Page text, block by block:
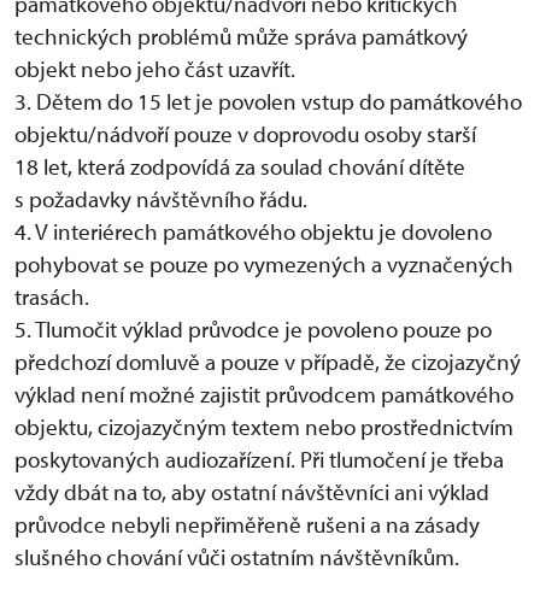
technických problémů může správa památkový
objekt nebo jeho část uzavřít.
3. Dětem do 15 let je povolen vstup do památkového
objektu/nádvoří pouze v doprovodu osoby starší
18 let, která zodpovídá za soulad chování dítěte
s požadavky návštěvního řádu.
4. V interiérech památkového objektu je dovoleno
pohybovat se pouze po vymezených a vyznačených
trasách.
5. Tlumočit výklad průvodce je povoleno pouze po
předchozí domluvě a pouze v případě, že cizojazyčný
výklad není možné zajistit průvodcem památkového
objektu, cizojazyčným textem nebo prostřednictvím
poskytovaných audiozařízení. Při tlumočení je třeba
vždy dbát na to, aby ostatní návštěvníci ani výklad
průvodce nebyli nepřiměřeně rušeni a na zásady
slušného chování vůči ostatním návštěvníkům.